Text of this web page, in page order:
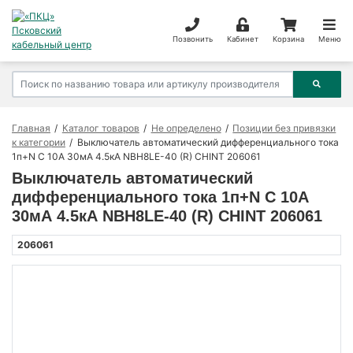
Позвонить Кабинет Корзина Меню
Главная Каталог товаров Не определено
Позиции без привязки
к категории
Выключатель автоматический дифференциального тока
1п+N C 10А 30мА 4.5кА NBH8LE-40 (R) CHINT 206061
Выключатель автоматический
дифференциального тока 1п+N C 10А
30мА 4.5кА NBH8LE-40 (R) CHINT 206061
206061